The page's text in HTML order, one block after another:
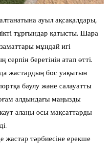
ауыл ақсақалдары,
тұрғындар қатысты. Шара
мұндай игі
беретінін атап өтті.
жастардың бос уақытын
баулу және салауатты
алдындағы маңызды
алаңы осы мақсаттарды
жастар тәрбиесіне ерекше